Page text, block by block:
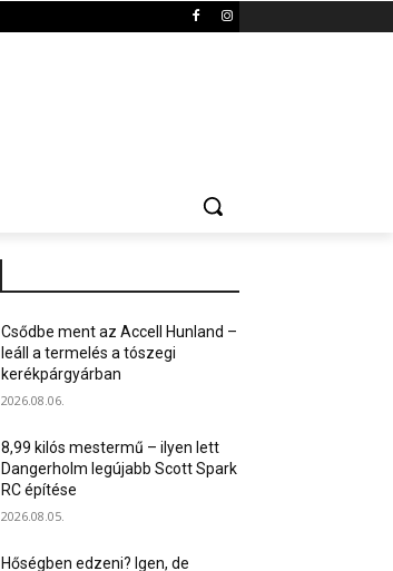
Csődbe ment az Accell Hunland –
leáll a termelés a tószegi
kerékpárgyárban
2026.08.06.
8,99 kilós mestermű – ilyen lett
Dangerholm legújabb Scott Spark
RC építése
2026.08.05.
Hőségben edzeni? Igen, de